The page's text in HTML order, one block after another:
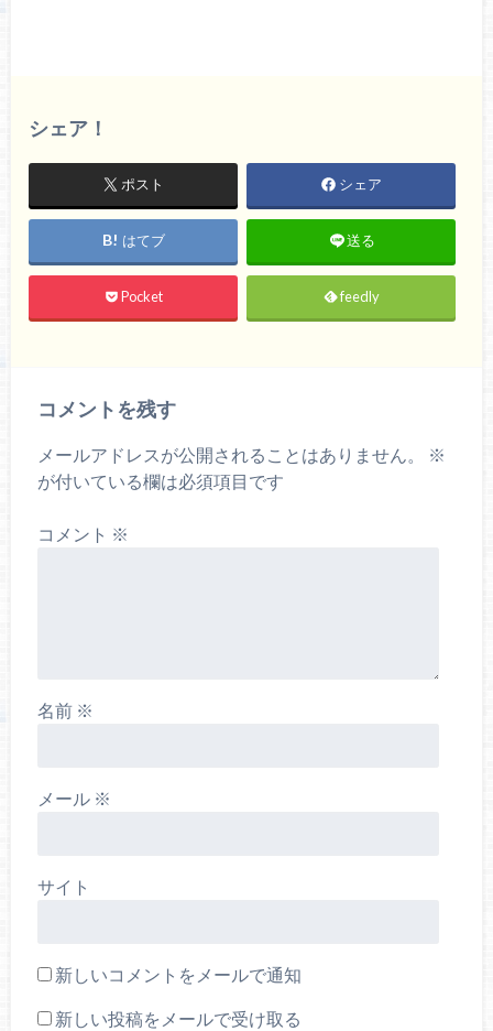
シェア！
ポスト シェア
はてブ 送る
Pocket feedly
コメントを残す
メールアドレスが公開されることはありません。
※
が付いている欄は必須項目です
コメント ※
名前 ※
メール ※
サイト
新しいコメントをメールで通知
新しい投稿をメールで受け取る